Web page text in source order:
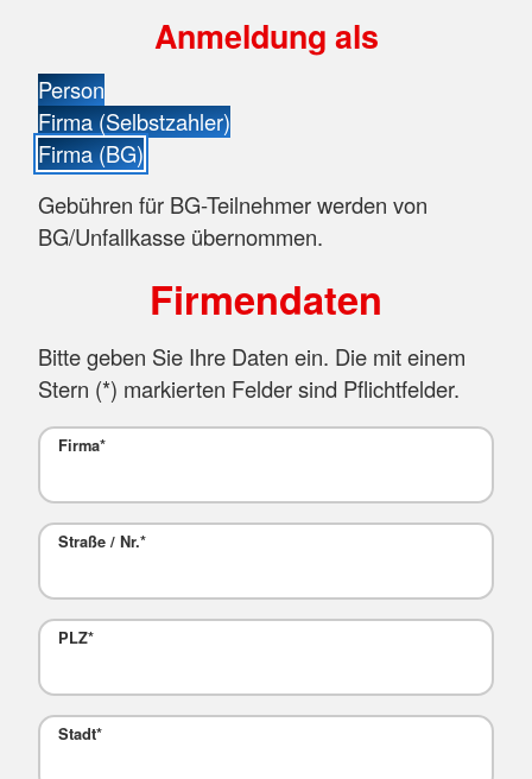
Anmeldung als
Person
Firma (Selbstzahler)
Firma (BG)
Gebühren für BG-Teilnehmer werden von
BG/Unfallkasse übernommen.
Firmendaten
Bitte geben Sie Ihre Daten ein. Die mit einem
Stern (*) markierten Felder sind Pflichtfelder.
Firma*
Straße / Nr.*
PLZ*
Stadt*